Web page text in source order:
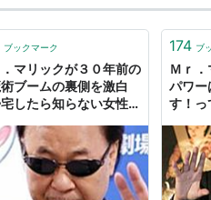
ブックマーク
マリックが３０年前の
ブームの裏側を激白
宅したら知らない女性
174 ブ
Ｍｒ
パワー
す！っ